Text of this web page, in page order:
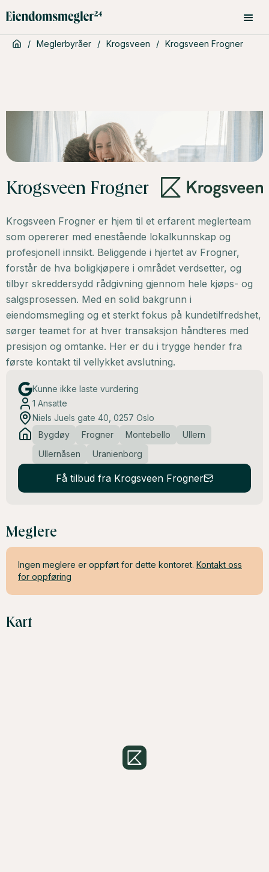
/ Meglerbyråer / Krogsveen / Krogsveen Frogner
Krogsveen Frogner
Krogsveen Frogner er hjem til et erfarent meglerteam
som opererer med enestående lokalkunnskap og
profesjonell innsikt. Beliggende i hjertet av Frogner,
forstår de hva boligkjøpere i området verdsetter, og
tilbyr skreddersydd rådgivning gjennom hele kjøps- og
salgsprosessen. Med en solid bakgrunn i
eiendomsmegling og et sterkt fokus på kundetilfredshet,
sørger teamet for at hver transaksjon håndteres med
presisjon og omtanke. Her er du i trygge hender fra
første kontakt til vellykket avslutning.
Kunne ikke laste vurdering
1 Ansatte
Niels Juels gate 40, 0257 Oslo
Bygdøy
Frogner Montebello
Ullern
Ullernåsen
Uranienborg
Få tilbud fra Krogsveen Frogner
Meglere
Ingen meglere er oppført for dette kontoret. Kontakt oss
for oppføring
Kart